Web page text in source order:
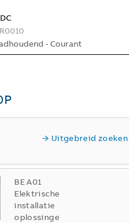
- Courant
Uitgebreid zoeken
BE A01
Elektrische
installatie
oplossinge